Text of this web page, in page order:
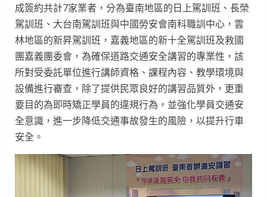
成簽約共計7家業者，分為臺南地區的日上駕訓班、長榮
駕訓班、大台南駕訓班與中國勞安會南科職訓中心，雲
林地區的新昇駕訓班，嘉義地區的新十全駕訓班及救國
團嘉義團委會，為確保道路交通安全講習的專業性，該
所對受委託單位進行講師資格、課程內容、教學環境與
設備進行審查，除了提供民眾良好的講習品質外，更重
要目的為即時矯正學員的違規行為，並強化學員交通安
全意識，進一步降低交通事故發生的風險，以提升行車
安全。